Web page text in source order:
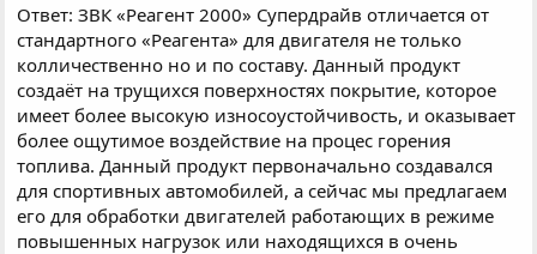
Ответ: ЗВК «Реагент 2000» Супердрайв отличается от
стандартного «Реагента» для двигателя не только
колличественно но и по составу. Данный продукт
создаёт на трущихся поверхностях покрытие, которое
имеет более высокую износоустойчивость, и оказывает
более ощутимое воздействие на процес горения
топлива. Данный продукт первоначально создавался
для спортивных автомобилей, а сейчас мы предлагаем
его для обработки двигателей работающих в режиме
повышенных нагрузок или находящихся в очень